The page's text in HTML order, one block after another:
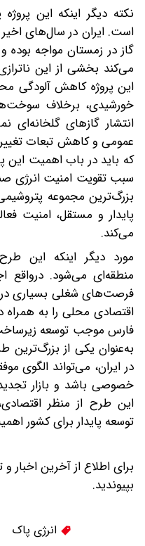
نکته دیگر اینکه این
است. ایران در سال‌های
گاز در زمستان مواجه بوده
می‌کند بخشی از این
این پروژه کاهش آلودگی
خورشیدی، برخلاف
انتشار گازهای
عمومی و کاهش تبعات
که باید در باب اهمیت این
سبب تقویت امنیت انرژی
بزرگ‌ترین مجموعه
پایدار و مستقل، امنیت
می‌کند.
مورد دیگر اینکه این
منطقه‌ای می‌شود. درواقع
فرصت‌های شغلی بسیاری در
اقتصادی محلی را به
فارس موجب توسعه
به‌عنوان یکی از
در ایران، می‌تواند الگوی
خصوصی باشد و بازار
این طرح از منظر
توسعه پایدار برای کشور
برای اطلاع از آخرین اخبار
بپیوندید.
انرژی پاک